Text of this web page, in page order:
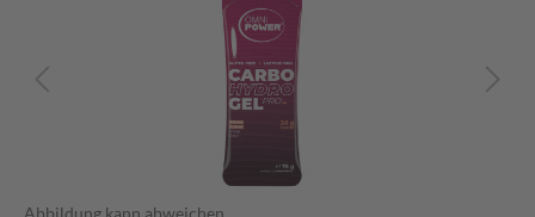
Abbildung kann abweichen